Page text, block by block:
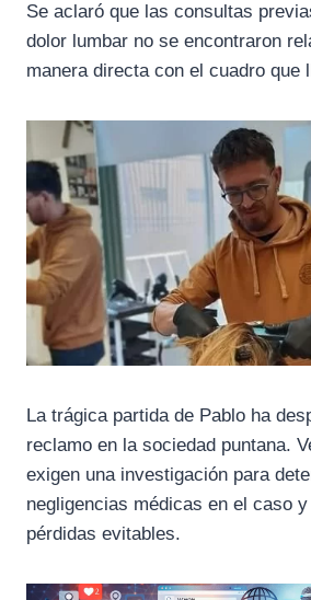
Se aclaró que las consultas
dolor lumbar no se encontraron
manera directa con el cuadro que
La trágica partida de Pablo ha
reclamo en la sociedad puntana.
exigen una investigación para
negligencias médicas en el caso
pérdidas evitables.